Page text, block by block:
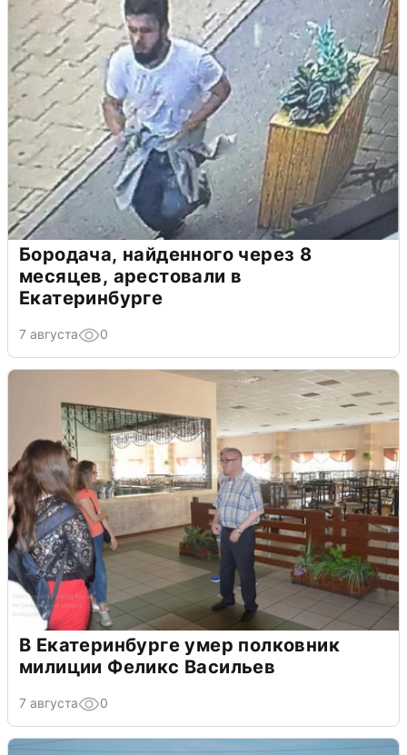
Бородача, найденного через 8
месяцев, арестовали в
Екатеринбурге
7 августа 0
В Екатеринбурге умер полковник
милиции Феликс Васильев
7 августа 0